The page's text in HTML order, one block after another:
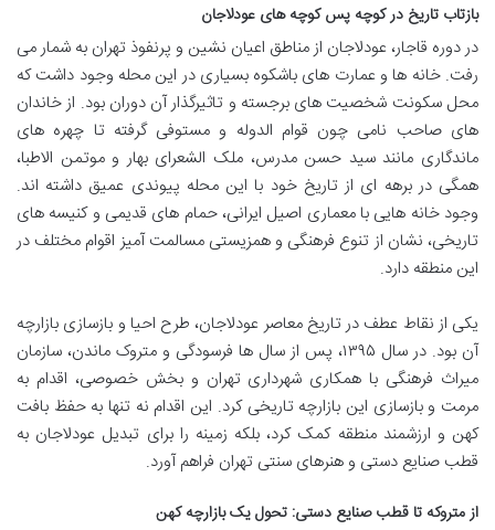
بازتاب تاریخ در کوچه پس کوچه های عودلاجان
در دوره قاجار، عودلاجان از مناطق اعیان نشین و پرنفوذ تهران به شمار می
رفت. خانه ها و عمارت های باشکوه بسیاری در این محله وجود داشت که
محل سکونت شخصیت های برجسته و تاثیرگذار آن دوران بود. از خاندان
های صاحب نامی چون قوام الدوله و مستوفی گرفته تا چهره های
ماندگاری مانند سید حسن مدرس، ملک الشعرای بهار و موتمن الاطبا،
همگی در برهه ای از تاریخ خود با این محله پیوندی عمیق داشته اند.
وجود خانه هایی با معماری اصیل ایرانی، حمام های قدیمی و کنیسه های
تاریخی، نشان از تنوع فرهنگی و همزیستی مسالمت آمیز اقوام مختلف در
این منطقه دارد.
یکی از نقاط عطف در تاریخ معاصر عودلاجان، طرح احیا و بازسازی بازارچه
آن بود. در سال ۱۳۹۵، پس از سال ها فرسودگی و متروک ماندن، سازمان
میراث فرهنگی با همکاری شهرداری تهران و بخش خصوصی، اقدام به
مرمت و بازسازی این بازارچه تاریخی کرد. این اقدام نه تنها به حفظ بافت
کهن و ارزشمند منطقه کمک کرد، بلکه زمینه را برای تبدیل عودلاجان به
قطب صنایع دستی و هنرهای سنتی تهران فراهم آورد.
از متروکه تا قطب صنایع دستی: تحول یک بازارچه کهن